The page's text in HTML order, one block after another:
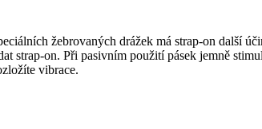
žebrovaných drážek má strap-on další
strap-on. Při pasivním použití pásek jemně
vibrace.